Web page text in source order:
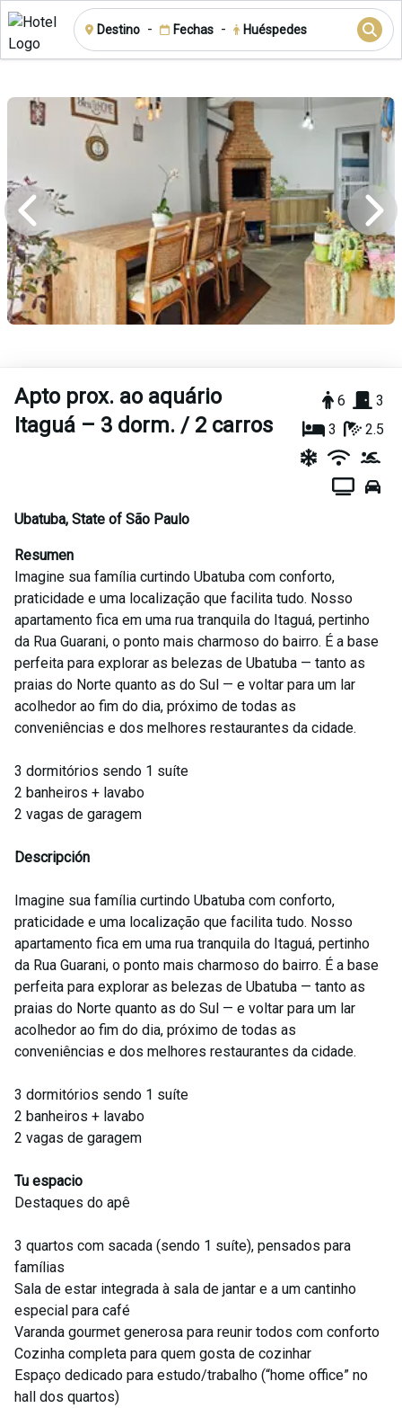
Destino - Fechas - Huéspedes
Apto prox. ao aquário
Itaguá – 3 dorm. / 2 carros
6
3
3
2.5
Ubatuba, State of São Paulo
Resumen
Imagine sua família curtindo Ubatuba com conforto,
praticidade e uma localização que facilita tudo. Nosso
apartamento fica em uma rua tranquila do Itaguá, pertinho
da Rua Guarani, o ponto mais charmoso do bairro. É a base
perfeita para explorar as belezas de Ubatuba — tanto as
praias do Norte quanto as do Sul — e voltar para um lar
acolhedor ao fim do dia, próximo de todas as
conveniências e dos melhores restaurantes da cidade.
3 dormitórios sendo 1 suíte
2 banheiros + lavabo
2 vagas de garagem
Descripción
Imagine sua família curtindo Ubatuba com conforto,
praticidade e uma localização que facilita tudo. Nosso
apartamento fica em uma rua tranquila do Itaguá, pertinho
da Rua Guarani, o ponto mais charmoso do bairro. É a base
perfeita para explorar as belezas de Ubatuba — tanto as
praias do Norte quanto as do Sul — e voltar para um lar
acolhedor ao fim do dia, próximo de todas as
conveniências e dos melhores restaurantes da cidade.
3 dormitórios sendo 1 suíte
2 banheiros + lavabo
2 vagas de garagem
Tu espacio
Destaques do apê
3 quartos com sacada (sendo 1 suíte), pensados para
famílias
Sala de estar integrada à sala de jantar e a um cantinho
especial para café
Varanda gourmet generosa para reunir todos com conforto
Cozinha completa para quem gosta de cozinhar
Espaço dedicado para estudo/trabalho (“home office” no
hall dos quartos)